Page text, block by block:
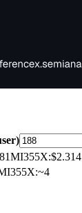
MI355X:$2.314
:~4